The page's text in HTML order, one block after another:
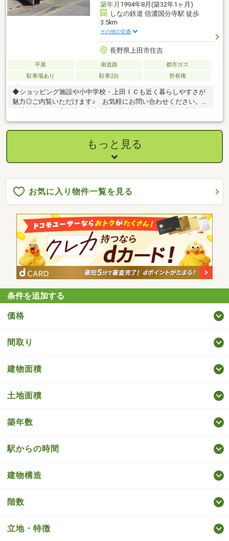
築年月 1994年8月(築32年1ヶ月)
しなの鉄道 信濃国分寺駅 徒歩
3.5km
その他の交通
長野県上田市住吉
平屋 南道路
都市ガス
駐車場あり
駐車2台 所有権
◆ショッピング施設や小中学校・上田ＩＣも近く暮らしやすさが
魅力◎ご内覧いただけます♪ お気軽にお問い合わせください。・
敷地９９坪の平家住宅・南東角地・駐車スペース２台分・都市ガ
ス仕様■ 周辺環境 ━━━━━…‥・◯やおふく古里店（約５５
０ｍ）◯ローソン上田古里東店（約４００ｍ）◯セキチュー上
田菅平インター店（約７００ｍ）◯神科第二保育園（約８００
ｍ）◯神科小学校（約９００ｍ）◯第五中学校（約１．４ｋ
もっと見る
お気に入り物件一覧を見る
条件を追加する
価格
間取り
建物面積
土地面積
築年数
駅からの時間
建物構造
階数
立地・特徴